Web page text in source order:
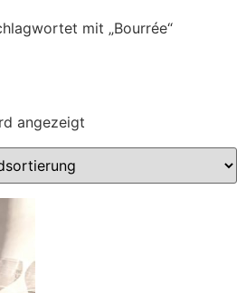
mit „Bourrée“
angezeigt